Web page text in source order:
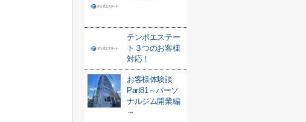
テンポエステー
ト３つのお客様
対応！
お客様体験談
Part81～パーソ
ナルジム開業編
～